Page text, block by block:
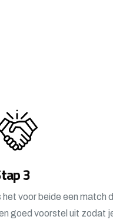
3
het voor beide een match
goed voorstel uit zodat